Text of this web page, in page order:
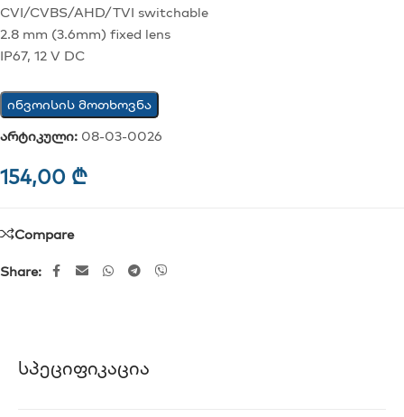
CVI/CVBS/AHD/TVI switchable
2.8 mm (3.6mm) fixed lens
IP67, 12 V DC
ინვოისის მოთხოვნა
არტიკული: 08-03-0026
154,00 ₾
Compare
Share:
Სპეციფიკაცია